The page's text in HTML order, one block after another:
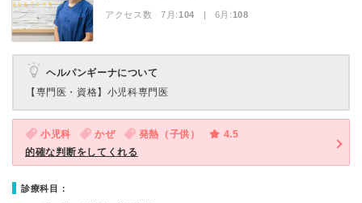
アクセス数 7月:104 | 6月:108
ヘルパンギーナについて
【専門医・資格】 小児科専門医
小児科 かぜ 発熱（子供）
4.5
的確な判断をしてくれる
診療科目：